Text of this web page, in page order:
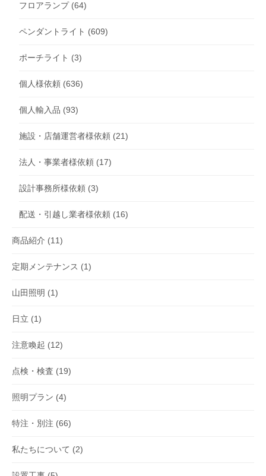
フロアランプ(64)
ペンダントライト (609)
ポーチライト (3)
個人様依頼 (636)
個人輸入品 (93)
施設・店舗運営者様依頼 (21)
法人・事業者様依頼 (17)
設計事務所様依頼 (3)
配送・引越し業者様依頼 (16)
商品紹介 (11)
定期メンテナンス (1)
山田照明 (1)
日立 (1)
注意喚起 (12)
点検・検査 (19)
照明プラン (4)
特注・別注 (66)
私たちについて (2)